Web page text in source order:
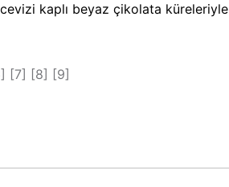
kaplı beyaz çikolata
[7] [8] [9]